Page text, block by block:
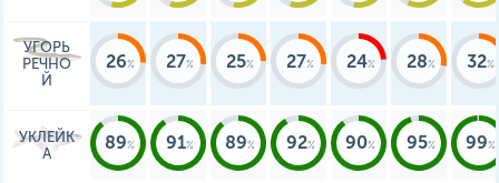
УГОРЬ
РЕЧНО
Й
26 27 25 27 24 28 32
УКЛЕЙК
А
89 91 89 92 90 95 99